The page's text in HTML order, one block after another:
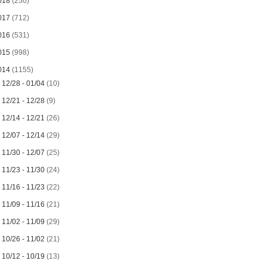
(712)
(531)
(998)
(1155)
12/28 - 01/04(10)
12/21 - 12/28(9)
12/14 - 12/21(26)
12/07 - 12/14(29)
11/30 - 12/07(25)
11/23 - 11/30(24)
11/16 - 11/23(22)
11/09 - 11/16(21)
11/02 - 11/09(29)
10/26 - 11/02(21)
10/12 - 10/19(13)